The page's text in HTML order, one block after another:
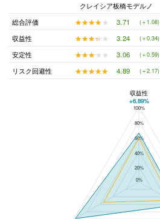
クレイシア板橋モデルノ
総合評価
★★★★★
★★★★★ 3.71 (＋1.08)
収益性
★★★★★
★★★★★ 3.24 (＋0.34)
安定性
★★★★★
★★★★★ 3.06 (＋0.59)
リスク回避性
★★★★★
★★★★★ 4.89 (＋2.17)
クレイシア板橋モデルノと板橋区の平均値の総合評価の比較
100%
80%
60%
40%
20%
0%
収益性
+6.89%